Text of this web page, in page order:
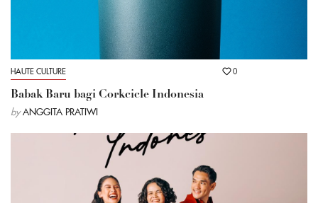
HAUTE CULTURE 0
Babak Baru bagi Corkcicle Indonesia
by ANGGITA PRATIWI